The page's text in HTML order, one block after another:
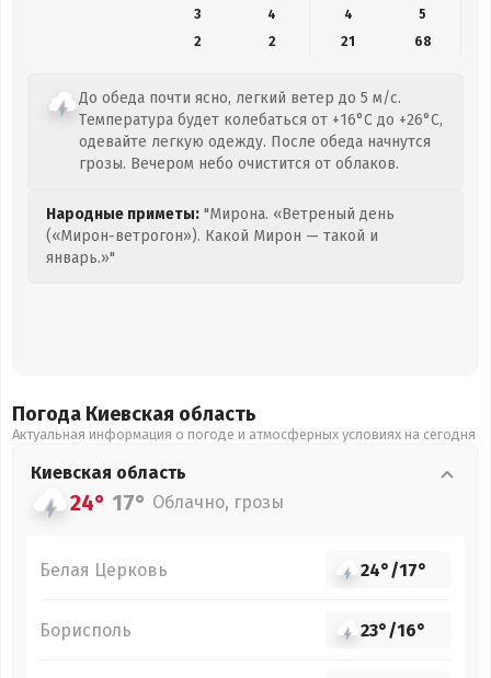
3
4 4
5
2
2 21 68
До обеда почти ясно, легкий ветер до 5 м/с.
Температура будет колебаться от +16°C до +26°C,
одевайте легкую одежду. После обеда начнутся
грозы. Вечером небо очистится от облаков.
Народные приметы: "Мирона. «Ветреный день
(«Мирон-ветрогон»). Какой Мирон — такой и
январь.»"
Погода Киевская область
Актуальная информация о погоде и атмосферных условиях на сегодня
Киевская область
24° 17° Облачно, грозы
Белая Церковь 24°/17°
Борисполь 23°/16°